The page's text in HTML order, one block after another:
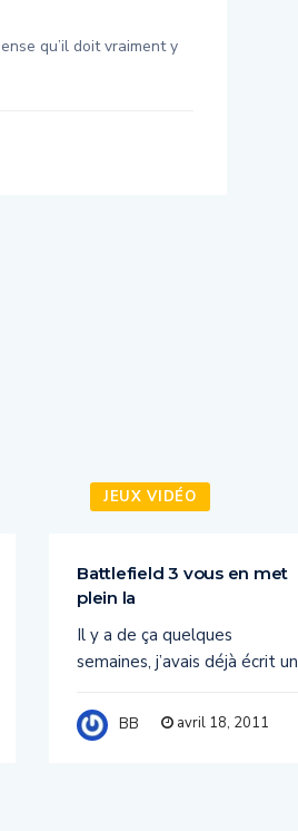
qu’il doit vraiment y
JEUX VIDÉO
Battlefield 3 vous en met
plein la
Il y a de ça quelques
semaines, j’avais déjà écrit un
BB avril 18, 2011